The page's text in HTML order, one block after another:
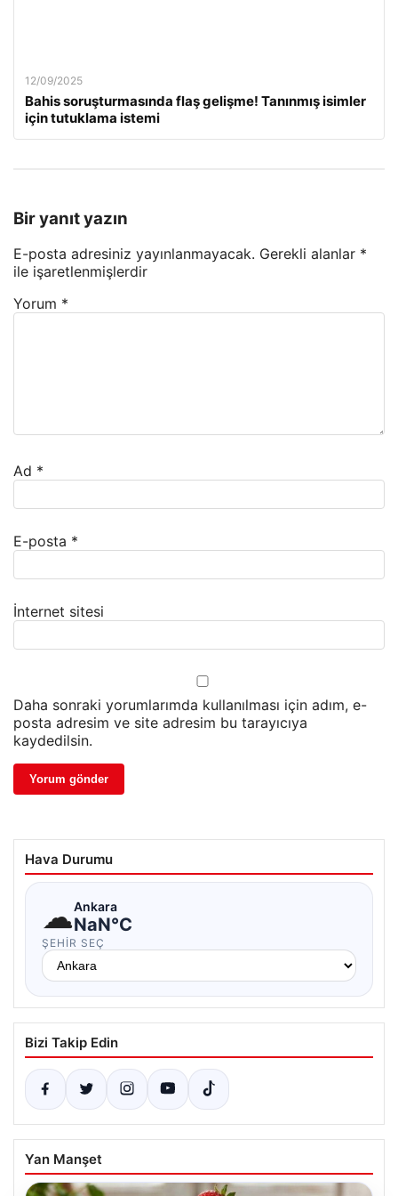
12/09/2025
Bahis soruşturmasında flaş gelişme! Tanınmış isimler
için tutuklama istemi
Bir yanıt yazın
E-posta adresiniz yayınlanmayacak. Gerekli alanlar *
ile işaretlenmişlerdir
Yorum *
Ad *
E-posta *
İnternet sitesi
Daha sonraki yorumlarımda kullanılması için adım, e-
posta adresim ve site adresim bu tarayıcıya
kaydedilsin.
Hava Durumu
☁Ankara
NaN°C
ŞEHIR SEÇ
Bizi Takip Edin
Yan Manşet